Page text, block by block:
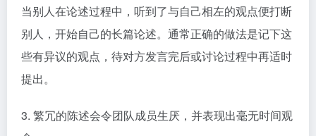
当别人在论述过程中，听到了与自己相左的观点便打断
别人，开始自己的长篇论述。通常正确的做法是记下这
些有异议的观点，待对方发言完后或讨论过程中再适时
提出。
3. 繁冗的陈述会令团队成员生厌，并表现出毫无时间观